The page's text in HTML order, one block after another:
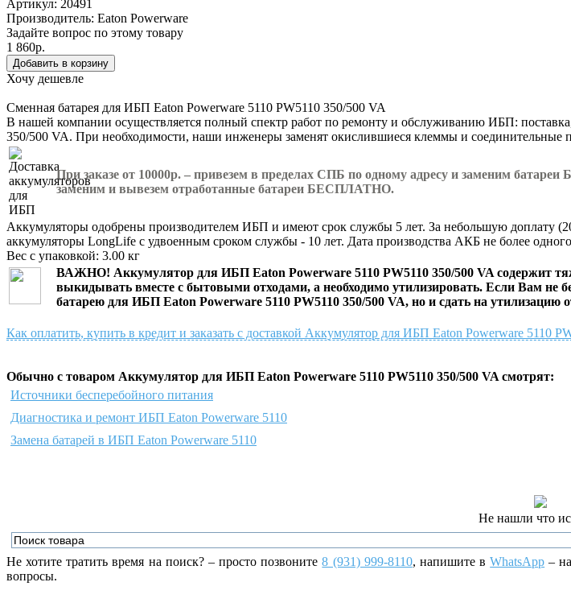
Артикул: 20491
Производитель: Eaton Powerware
Задайте вопрос по этому товару
1 860р.
Хочу дешевле
Сменная батарея для ИБП Eaton Powerware 5110 PW5110 350/500 VA
В нашей компании осуществляется полный спектр работ по ремонту и обслуживанию ИБП:
350/500 VA. При необходимости, наши инженеры заменят окислившиеся клеммы и
При заказе от 10000р. – привезем в пределах СПБ по одному адресу и заменим
заменим и вывезем отработанные батареи БЕСПЛАТНО.
Аккумуляторы одобрены производителем ИБП и имеют срок службы 5 лет. За небольшую доплату
аккумуляторы LongLife с удвоенным сроком службы - 10 лет. Дата производства АКБ не более
Вес с упаковкой: 3.00 кг
ВАЖНО! Аккумулятор для ИБП Eaton Powerware 5110 PW5110 350/500 VA содержит
выкидывать вместе с бытовыми отходами, а необходимо утилизировать. Если Вам не
батарею для ИБП Eaton Powerware 5110 PW5110 350/500 VA, но и сдать на утилизацию
Как оплатить, купить в кредит и заказать с доставкой Аккумулятор для ИБП Eaton Powerware 5110
Обычно с товаром Аккумулятор для ИБП Eaton Powerware 5110 PW5110 350/500 VA смотрят:
Источники бесперебойного питания
Диагностика и ремонт ИБП Eaton Powerware 5110
Замена батарей в ИБП Eaton Powerware 5110
Не нашли что
Не хотите тратить время на поиск? – просто позвоните8 (931) 999-8110, напишитевWhatsApp –
вопросы.